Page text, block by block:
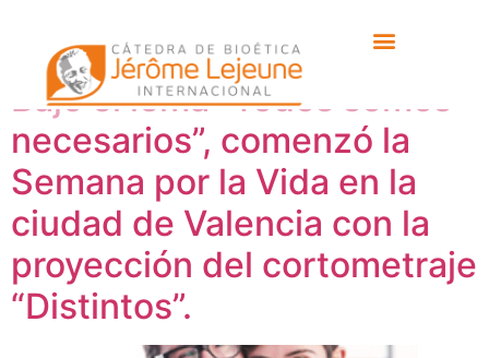
Etiqueta: Importaco
Bajo el lema “Todos somos
necesarios”, comenzó la
Semana por la Vida en la
ciudad de Valencia con la
proyección del cortometraje
“Distintos”.